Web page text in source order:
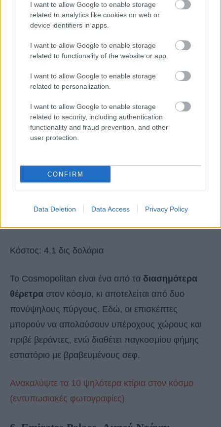
I want to allow Google to enable storage
related to analytics like cookies on web or
device identifiers in apps.
I want to allow Google to enable storage
related to functionality of the website or app.
I want to allow Google to enable storage
related to personalization.
I want to allow Google to enable storage
related to security, including authentication
functionality and fraud prevention, and other
user protection.
CONFIRM
Data Deletion Data Access Privacy Policy
5. The Cosmopolitan, Λας Βέγκας, ΗΠΑ
Κόστος: 4,1 δις δολάρια
Το Cosmopolitan είναι ένα από τα διασημότερα
θέρετρα στον κόσμο, κι αποτελείται από δυο
πανύψηλους πύργους. Εδώ, οι επισκέπτες
μπορούν να απολαύσουν υπέροχους χώρους και
πριβέ βεράντες, ενώ διαθέτει παγκοσμίου φήμης
εστιατόριο με βραβευμένους σεφ.
Ανακαλύψτε τα 10 ψηλότερα κτίρια στον κόσμο
(εντυπωσιακές φωτογραφίες)